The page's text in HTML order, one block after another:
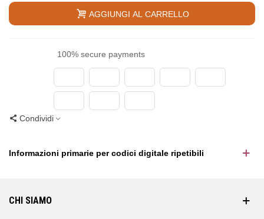
AGGIUNGI AL CARRELLO
100% secure payments
Condividi
Informazioni primarie per codici digitale ripetibili
CHI SIAMO